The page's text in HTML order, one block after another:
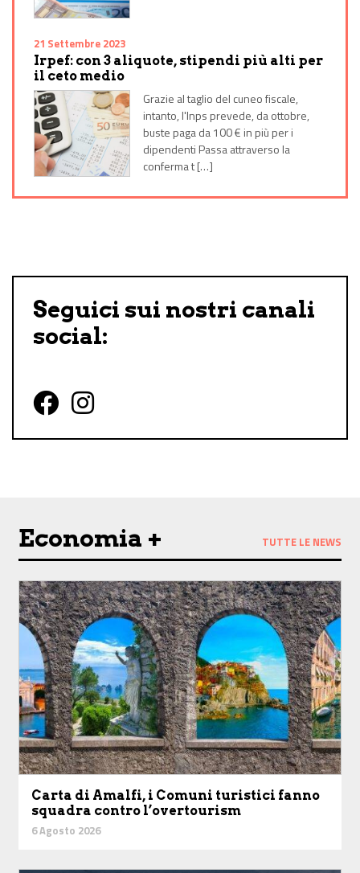
21 Settembre 2023
Irpef: con 3 aliquote, stipendi più alti per
il ceto medio
Grazie al taglio del cuneo fiscale,
intanto, l'Inps prevede, da ottobre,
buste paga da 100 € in più per i
dipendenti Passa attraverso la
conferma t […]
Seguici sui nostri canali
social:
Follow us on Facebook
Follow us on Instagram
Economia + TUTTE LE NEWS
Carta di Amalfi, i Comuni turistici fanno
squadra contro l’overtourism
6 Agosto 2026